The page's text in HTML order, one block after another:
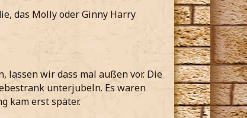
das Molly oder Ginny Harry
lassen wir dass mal außen vor. Die
unterjubeln. Es waren
kam erst später.